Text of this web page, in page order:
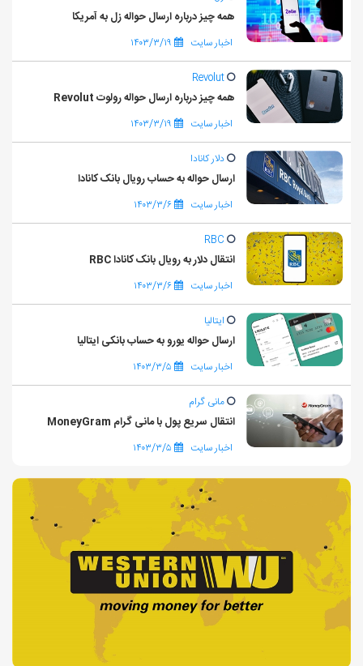
همه چیز درباره ارسال حواله زل به آمریکا
اخبار سایت ۱۴۰۳/۳/۱۹
Revolut
همه چیز درباره ارسال حواله رولوت Revolut
اخبار سایت ۱۴۰۳/۳/۱۹
دلار کانادا
ارسال حواله به حساب رویال بانک کانادا
اخبار سایت ۱۴۰۳/۳/۶
RBC
انتقال دلار به رویال بانک کانادا RBC
اخبار سایت ۱۴۰۳/۳/۶
ایتالیا
ارسال حواله یورو به حساب بانکی ایتالیا
اخبار سایت ۱۴۰۳/۳/۵
مانی گرام
انتقال سریع پول با مانی گرام MoneyGram
اخبار سایت ۱۴۰۳/۳/۵